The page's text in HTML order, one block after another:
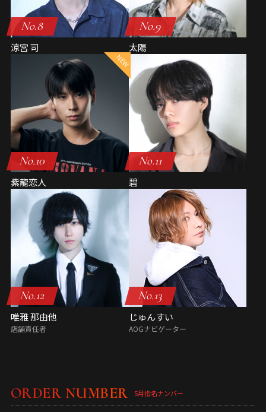
No.8
涼宮 司
No.9
太陽
No.10
紫龍恋人
No.11
碧
No.12
唯雅 那由他
店舗責任者
No.13
じゅんすい
AOGナビゲーター
ORDER NUMBER 5月指名ナンバー